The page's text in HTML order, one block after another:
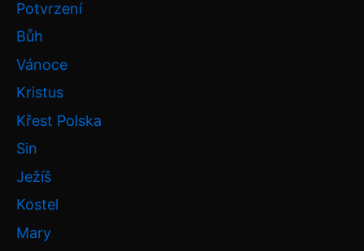
Potvrzení
Bůh
Vánoce
Kristus
Křest Polska
Sin
Ježíš
Kostel
Mary